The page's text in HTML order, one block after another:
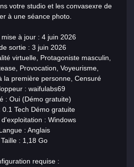
votre studio et les convasexre de
à une séance photo.
à jour : 4 juin 2026
sortie : 3 juin 2026
virtuelle, Protagoniste masculin,
Provocation, Voyeurisme,
la première personne, Censuré
: waifulabs69
: Oui (Démo gratuite)
0.1 Tech Démo gratuite
: Windows
: Anglais
Taille : 1,18 Go
requise :